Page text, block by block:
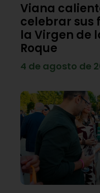
Viana
celebrar sus
la Virgen de
Roque
4 de agosto de